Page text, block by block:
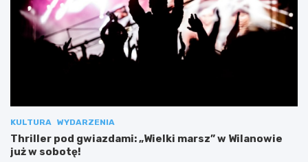
KULTURA WYDARZENIA
Thriller pod gwiazdami: „Wielki marsz” w Wilanowie
już w sobotę!